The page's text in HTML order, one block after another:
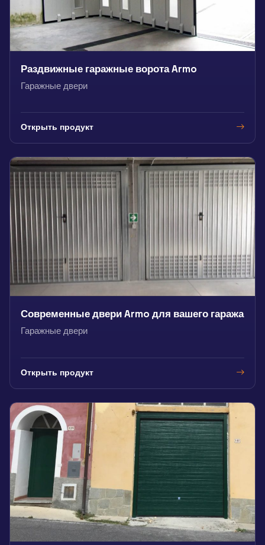
Раздвижные гаражные ворота Armo
Гаражные двери
Открыть продукт
Современные двери Armo для вашего гаража
Гаражные двери
Открыть продукт